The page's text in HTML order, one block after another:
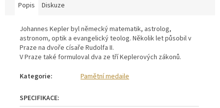
Popis Diskuze
Johannes Kepler byl německý matematik, astrolog,
astronom, optik a evangelický teolog. Několik let působil v
Praze na dvoře císaře Rudolfa II.
V Praze také formuloval dva ze tří Keplerových zákonů.
Kategorie: Pamětní medaile